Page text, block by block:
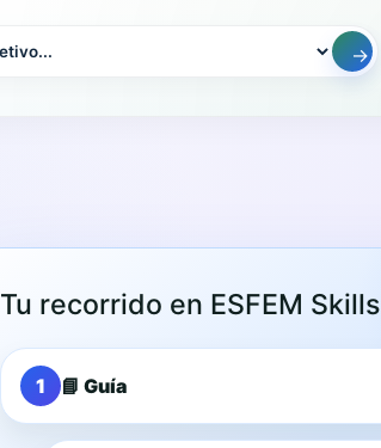
→
Tu recorrido en ESFEM Skills
1 📘 Guía